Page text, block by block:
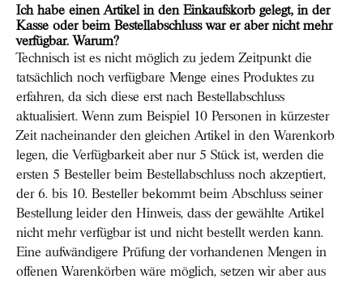
Ich habe einen Artikel in den Einkaufskorb gelegt, in der
Kasse oder beim Bestellabschluss war er aber nicht mehr
verfügbar. Warum?
Technisch ist es nicht möglich zu jedem Zeitpunkt die
tatsächlich noch verfügbare Menge eines Produktes zu
erfahren, da sich diese erst nach Bestellabschluss
aktualisiert. Wenn zum Beispiel 10 Personen in kürzester
Zeit nacheinander den gleichen Artikel in den Warenkorb
legen, die Verfügbarkeit aber nur 5 Stück ist, werden die
ersten 5 Besteller beim Bestellabschluss noch akzeptiert,
der 6. bis 10. Besteller bekommt beim Abschluss seiner
Bestellung leider den Hinweis, dass der gewählte Artikel
nicht mehr verfügbar ist und nicht bestellt werden kann.
Eine aufwändigere Prüfung der vorhandenen Mengen in
offenen Warenkörben wäre möglich, setzen wir aber aus